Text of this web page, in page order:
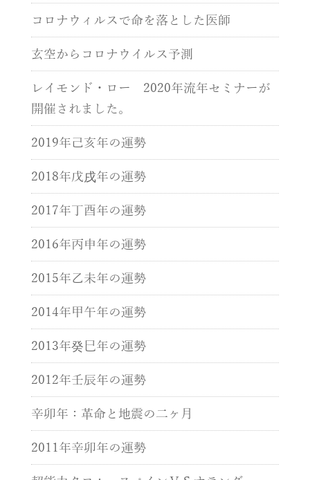
コロナウィルスで命を落とした医師
玄空からコロナウイルス予測
レイモンド・ロー 2020年流年セミナーが
開催されました。
2019年己亥年の運勢
2018年戊戌年の運勢
2017年丁酉年の運勢
2016年丙申年の運勢
2015年乙未年の運勢
2014年甲午年の運勢
2013年癸巳年の運勢
2012年壬辰年の運勢
辛卯年：革命と地震の二ヶ月
2011年辛卯年の運勢